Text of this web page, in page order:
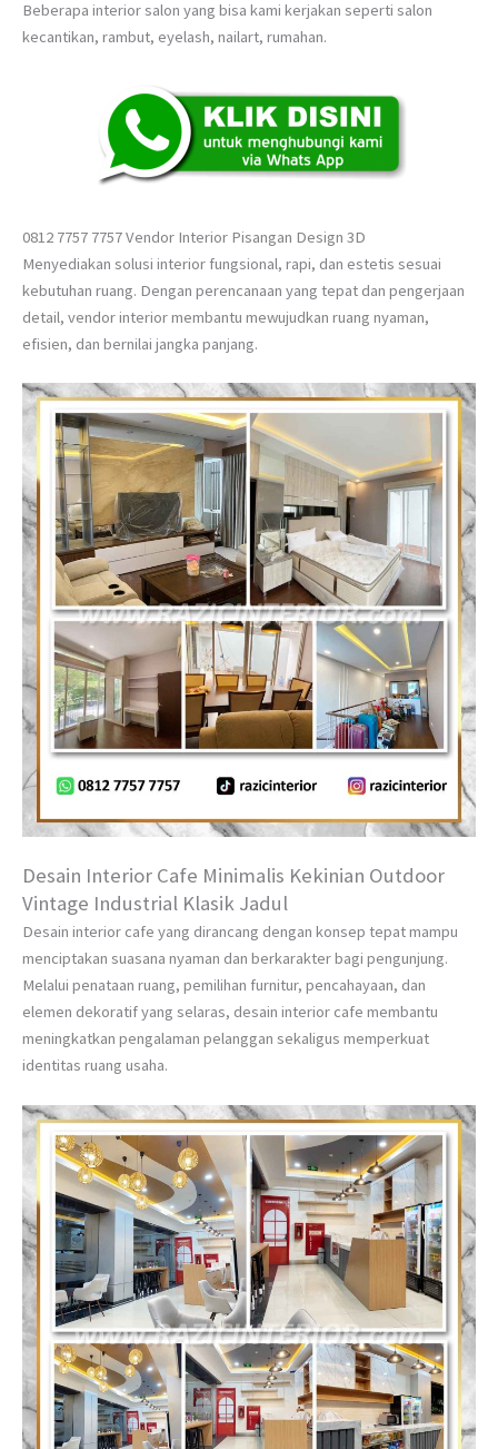
Beberapa interior salon yang bisa kami kerjakan seperti salon
kecantikan, rambut, eyelash, nailart, rumahan.
0812 7757 7757 Vendor Interior Pisangan Design 3D
Menyediakan solusi interior fungsional, rapi, dan estetis sesuai
kebutuhan ruang. Dengan perencanaan yang tepat dan pengerjaan
detail, vendor interior membantu mewujudkan ruang nyaman,
efisien, dan bernilai jangka panjang.
Desain Interior Cafe Minimalis Kekinian Outdoor
Vintage Industrial Klasik Jadul
Desain interior cafe yang dirancang dengan konsep tepat mampu
menciptakan suasana nyaman dan berkarakter bagi pengunjung.
Melalui penataan ruang, pemilihan furnitur, pencahayaan, dan
elemen dekoratif yang selaras, desain interior cafe membantu
meningkatkan pengalaman pelanggan sekaligus memperkuat
identitas ruang usaha.